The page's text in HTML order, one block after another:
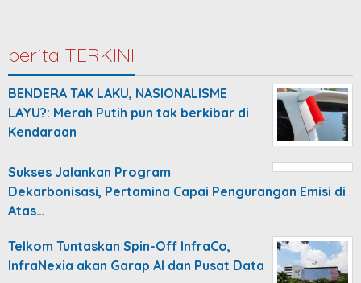
berita TERKINI
BENDERA TAK LAKU, NASIONALISME
LAYU?: Merah Putih pun tak berkibar di
Kendaraan
Sukses Jalankan Program
Dekarbonisasi, Pertamina Capai Pengurangan Emisi di
Atas…
Telkom Tuntaskan Spin-Off InfraCo,
InfraNexia akan Garap AI dan Pusat Data